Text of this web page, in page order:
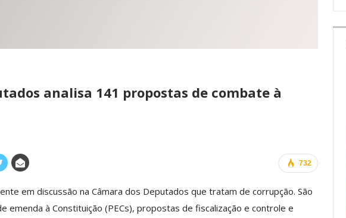
analisa 141 propostas de combate à
732
em discussão na Câmara dos Deputados que tratam de corrupção. São
emenda à Constituição (PECs), propostas de fiscalização e controle e